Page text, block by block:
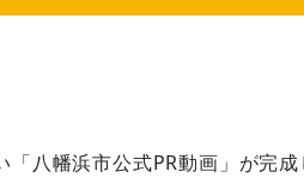
八幡浜市公式PR動画」が完